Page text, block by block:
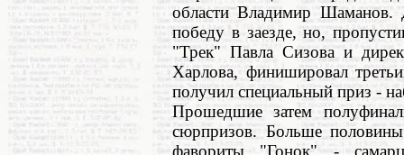
области Владимир Шаманов.
победу в заезде, но,
"Трек" Павла Сизова и
Харлова, финишировал
получил специальный приз -
Прошедшие затем
сюрпризов. Больше
фавориты "Гонок" -